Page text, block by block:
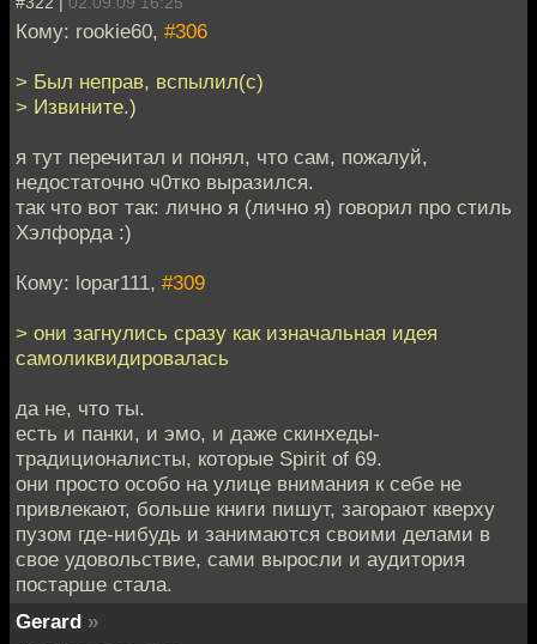
Кому: rookie60, #306
> Был неправ, вспылил(с)
> Извините.)
я тут перечитал и понял, что сам, пожалуй,
недостаточно ч0тко выразился.
так что вот так: лично я (лично я) говорил про стиль
Хэлфорда :)
Кому: lopar111, #309
> они загнулись сразу как изначальная идея
самоликвидировалась
да не, что ты.
есть и панки, и эмо, и даже скинхеды-
традиционалисты, которые Spirit of 69.
они просто особо на улице внимания к себе не
привлекают, больше книги пишут, загорают кверху
пузом где-нибудь и занимаются своими делами в
свое удовольствие, сами выросли и аудитория
постарше стала.
Gerard »